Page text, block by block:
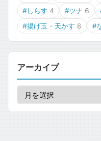
#しらす 4 #ツナ 6
#揚げ玉・天かす 8 #
アーカイブ